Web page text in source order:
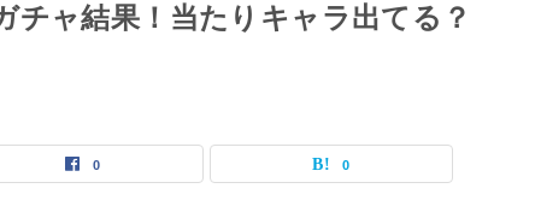
チャ結果！当たりキャラ出てる？
0 0